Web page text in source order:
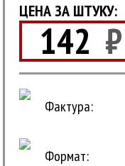
ЦЕНА ЗА ШТУКУ:
142 ₽
Фактура:
Формат: